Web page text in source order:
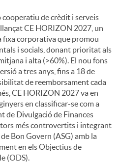
cooperatiu de crèdit i serveis
CE HORIZON 2027, un
fixa corporativa que promou
i socials, donant prioritat als
i alta (>60%). El nou fons
a tres anys, fins a 18 de
de reemborsament cada
CE HORIZON 2027 va en
en classificar-se com a
de Divulgació de Finances
més controvertits i integrant
Bon Govern (ASG) amb la
en els Objectius de
(ODS).